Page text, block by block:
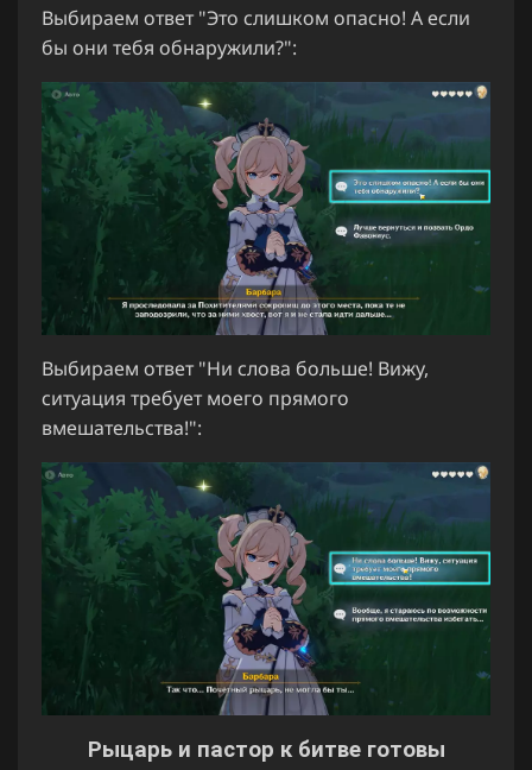
Выбираем ответ "Это слишком опасно! А если
бы они тебя обнаружили?":
Выбираем ответ "Ни слова больше! Вижу,
ситуация требует моего прямого
вмешательства!":
Рыцарь и пастор к битве готовы